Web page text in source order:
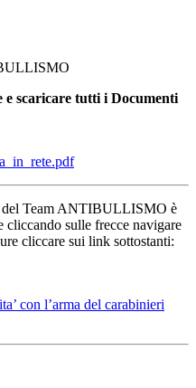
e scaricare tutti i Documenti
del Team ANTIBULLISMO è
cliccando sulle frecce navigare
cliccare sui link sottostanti:
con l’arma del carabinieri